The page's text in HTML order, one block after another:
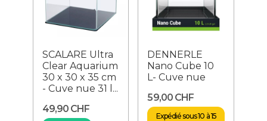
SCALARE Ultra
Clear Aquarium
30 x 30 x 35 cm
- Cuve nue 31 l...
49,90 CHF
DENNERLE
Nano Cube 10
L- Cuve nue
59,00 CHF
Expédié sous 10 à 15